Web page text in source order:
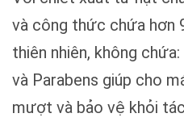
và công thức chứa hơn
thiên nhiên, không
và Parabens giúp cho
mượt và bảo vệ khỏi